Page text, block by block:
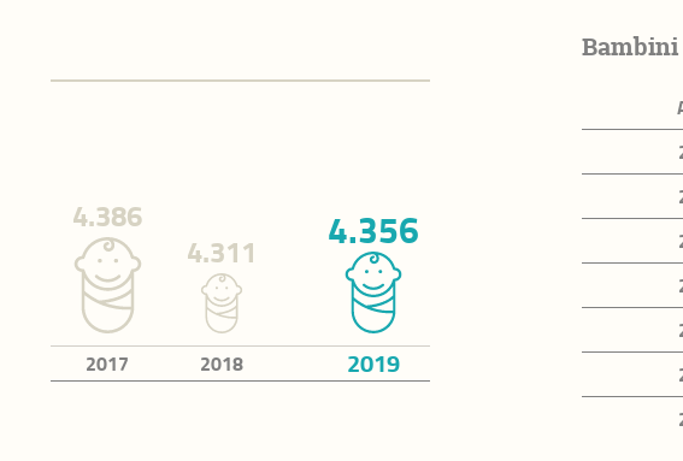
4.386
2017
4.311
2018
4.356
2019
Bambini
Sicurezza e legalità
Legalità e supporto alle
Istruzione e cultura
Nidi d'infanzia